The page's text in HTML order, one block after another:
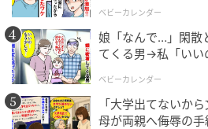
ママ広場
週末、壊してしまった髪飾りに
て、私たちはカナエちゃんの家
カナエちゃんのお母さんは怒る
いでください」と笑顔で受け止
ベビーカレンダー
娘「なんで…」閑散
てくる男→私「いい
ベビーカレンダー
「大学出てないか
母が両親へ侮辱の